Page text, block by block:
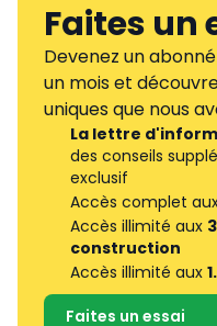
Faites un
Devenez un
un mois et
uniques que nous
La lettre
des conseils
exclusif
Accès complet
Accès illimité aux
construction
Accès illimité aux
Faites un essai